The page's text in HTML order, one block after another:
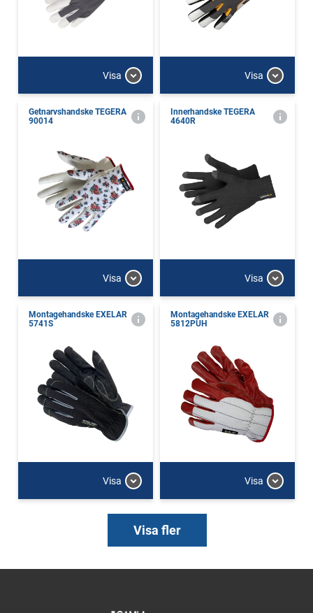
Visa Visa
Getnarvshandske TEGERA
90014
Visa
Innerhandske TEGERA
4640R
Visa
Montagehandske EXELAR
5741S
Visa
Montagehandske EXELAR
5812PUH
Visa
Visa fler